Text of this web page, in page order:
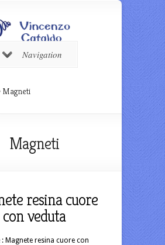
Navigation
Magneti
Magneti
resina cuore
con veduta
Magnete resina cuore con